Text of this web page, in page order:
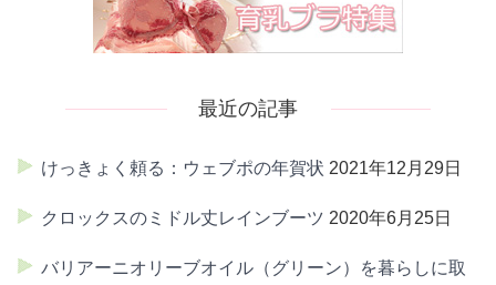
最近の記事
けっきょく頼る：ウェブポの年賀状 2021年12月29日
クロックスのミドル丈レインブーツ 2020年6月25日
バリアーニオリーブオイル（グリーン）を暮らしに取